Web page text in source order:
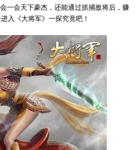
会天下豪杰，还能通过抓捕敌将后，赚
入《大将军》一探究竟吧！